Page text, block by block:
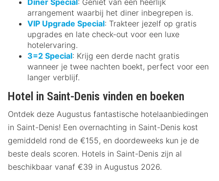
arrangement waarbij het diner inbegrepen is.
VIP Upgrade Special: Trakteer jezelf op gratis
upgrades en late check-out voor een luxe
hotelervaring.
3=2 Special: Krijg een derde nacht gratis
wanneer je twee nachten boekt, perfect voor een
langer verblijf.
Hotel in Saint-Denis vinden en boeken
Ontdek deze Augustus fantastische hotelaanbiedingen
in Saint-Denis! Een overnachting in Saint-Denis kost
gemiddeld rond de €155, en doordeweeks kun je de
beste deals scoren. Hotels in Saint-Denis zijn al
beschikbaar vanaf €39 in Augustus 2026.